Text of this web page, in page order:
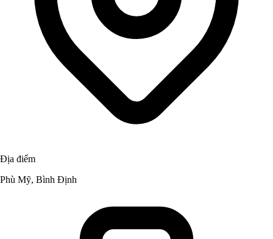
Địa điểm
Phù Mỹ, Bình Định